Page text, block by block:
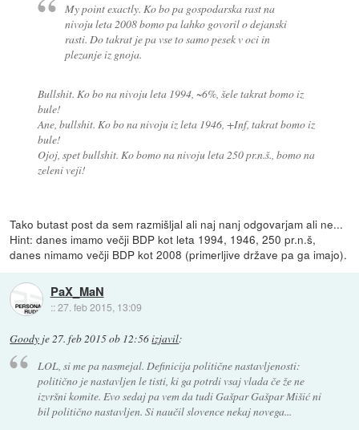
My point exactly. Ko bo pa gospodarska rast na
nivoju leta 2008 bomo pa lahko govoril o dejanski
rasti. Do takrat je pa vse to samo pesek v oci in
plezanje iz gnoja.
Bullshit. Ko bo na nivoju leta 1994, ~6%, šele takrat bomo iz
bule!
Ane, bullshit. Ko bo na nivoju iz leta 1946, +Inf, takrat bomo iz
bule!
Ojoj, spet bullshit. Ko bomo na nivoju leta 250 pr.n.š., bomo na
zeleni veji!
Tako butast post da sem razmišljal ali naj nanj odgovarjam ali ne...
Hint: danes imamo večji BDP kot leta 1994, 1946, 250 pr.n.š,
danes nimamo večji BDP kot 2008 (primerljive države pa ga imajo).
PaX_MaN
::27. feb 2015, 13:09
Goody je27. feb 2015 ob 12:56izjavil:
LOL, si me pa nasmejal. Definicija politične nastavljenosti:
politično je nastavljen le tisti, ki ga potrdi vsaj vlada če že ne
izvršni komite. Evo sedaj pa vem da tudi Gašpar Gašpar Mišić ni
bil politično nastavljen. Si naučil slovence nekaj novega...